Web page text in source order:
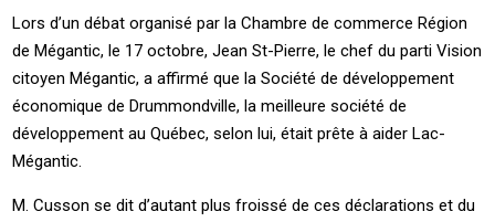
Lors d’un débat organisé par la Chambre de commerce Région
de Mégantic, le 17 octobre, Jean St-Pierre, le chef du parti Vision
citoyen Mégantic, a affirmé que la Société de développement
économique de Drummondville, la meilleure société de
développement au Québec, selon lui, était prête à aider Lac-
Mégantic.
M. Cusson se dit d’autant plus froissé de ces déclarations et du